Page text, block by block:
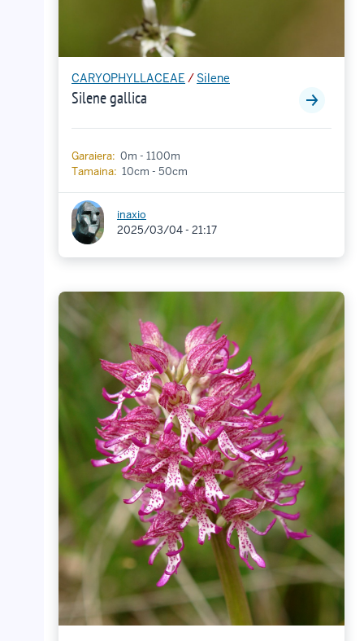
CARYOPHYLLACEAE / Silene
Silene gallica
Garaiera: 0m - 1100m
Tamaina: 10cm - 50cm
inaxio
2025/03/04 - 21:17